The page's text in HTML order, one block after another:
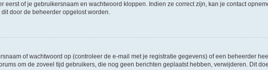
of je gebruikersnaam en wachtwoord kloppen. Indien ze correct zijn, kan je contact
door de beheerder opgelost worden.
of wachtwoord op (controleer de e-mail met je registratie gegevens) of een beheerder
om de zoveel tijd gebruikers, die nog geen berichten geplaatst hebben, verwijderen. Dit